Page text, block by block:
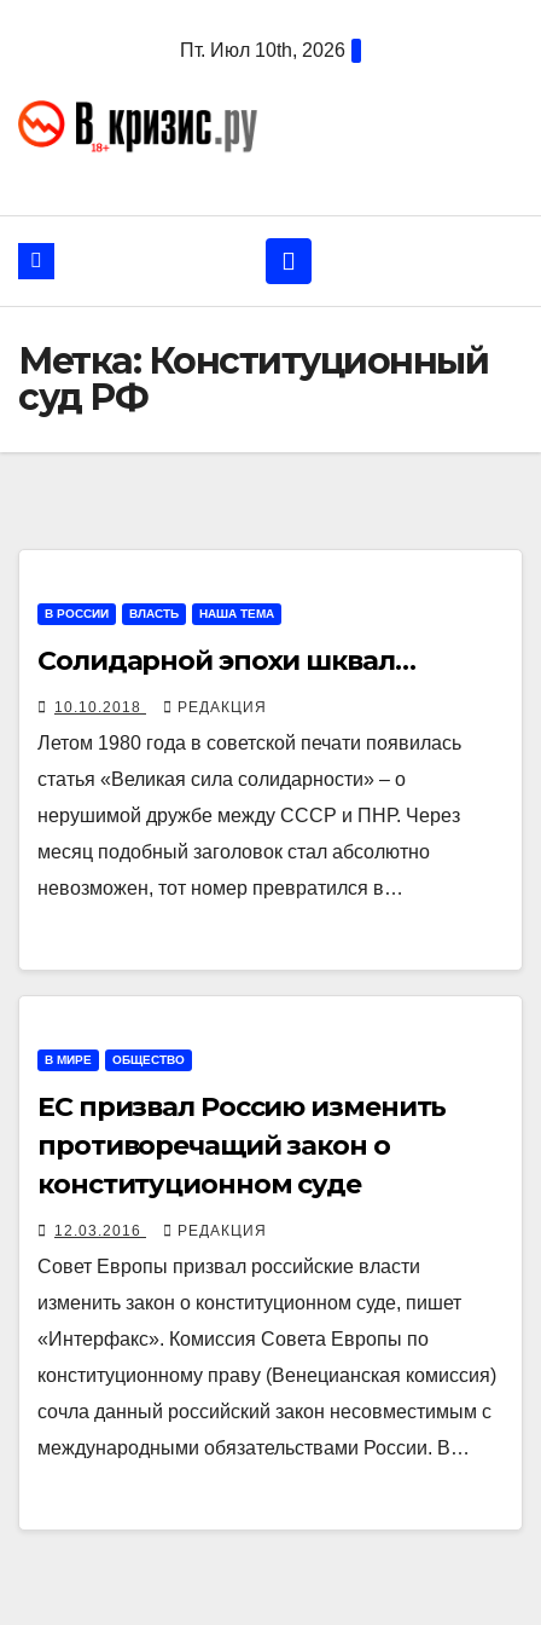
Пт. Июл 10th, 2026
Метка: Конституционный
суд РФ
В РОССИИ ВЛАСТЬ НАША ТЕМА
Солидарной эпохи шквал…
10.10.2018 РЕДАКЦИЯ
Летом 1980 года в советской печати появилась
статья «Великая сила солидарности» – о
нерушимой дружбе между СССР и ПНР. Через
месяц подобный заголовок стал абсолютно
невозможен, тот номер превратился в…
В МИРЕ ОБЩЕСТВО
ЕС призвал Россию изменить
противоречащий закон о
конституционном суде
12.03.2016 РЕДАКЦИЯ
Совет Европы призвал российские власти
изменить закон о конституционном суде, пишет
«Интерфакс». Комиссия Совета Европы по
конституционному праву (Венецианская комиссия)
сочла данный российский закон несовместимым с
международными обязательствами России. В…